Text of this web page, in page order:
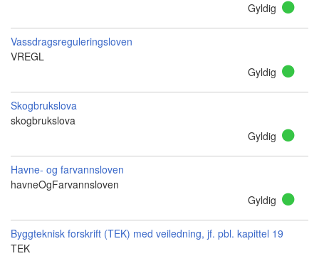
Gyldig
Vassdragsreguleringsloven
VREGL
Gyldig
Skogbrukslova
skogbrukslova
Gyldig
Havne- og farvannsloven
havneOgFarvannsloven
Gyldig
Byggteknisk forskrift (TEK) med veiledning, jf. pbl. kapittel 19
TEK